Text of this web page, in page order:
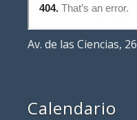
Av. de las Ciencias, 26
Calendario